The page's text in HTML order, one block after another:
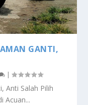
GANTI,
|
Anti Salah Pilih
Acuan...